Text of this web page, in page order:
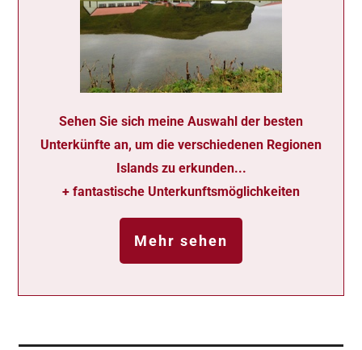
Sehen Sie sich meine Auswahl der besten
Unterkünfte an, um die verschiedenen Regionen
Islands zu erkunden...
+ fantastische Unterkunftsmöglichkeiten
Mehr sehen